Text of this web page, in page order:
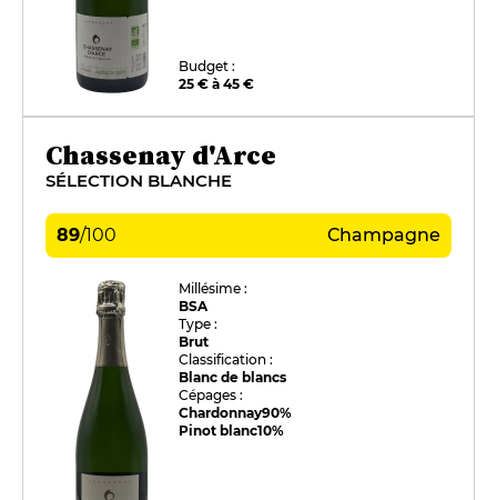
Budget :
25 € à 45 €
Chassenay d'Arce
SÉLECTION BLANCHE
89/100 Champagne
Millésime :
BSA
Type :
Brut
Classification :
Blanc de blancs
Cépages :
Chardonnay90%
Pinot blanc10%